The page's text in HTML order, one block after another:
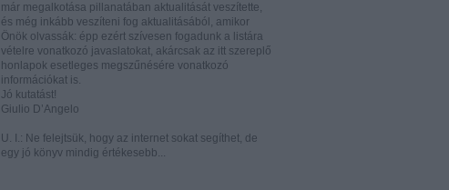
már megalkotása pillanatában aktualitását veszítette,
és még inkább veszíteni fog aktualitásából, amikor
Önök olvassák: épp ezért szívesen fogadunk a listára
vételre vonatkozó javaslatokat, akárcsak az itt szereplő
honlapok esetleges megszűnésére vonatkozó
információkat is.
Jó kutatást!
Giulio D’Angelo
U. I.: Ne felejtsük, hogy az internet sokat segíthet, de
egy jó könyv mindig értékesebb...